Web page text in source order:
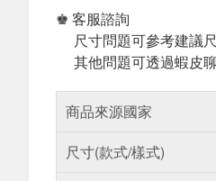
♚ 客服諮詢
尺寸問題可參考建議尺
其他問題可透過蝦皮聊
商品來源國家
尺寸(款式/樣式)